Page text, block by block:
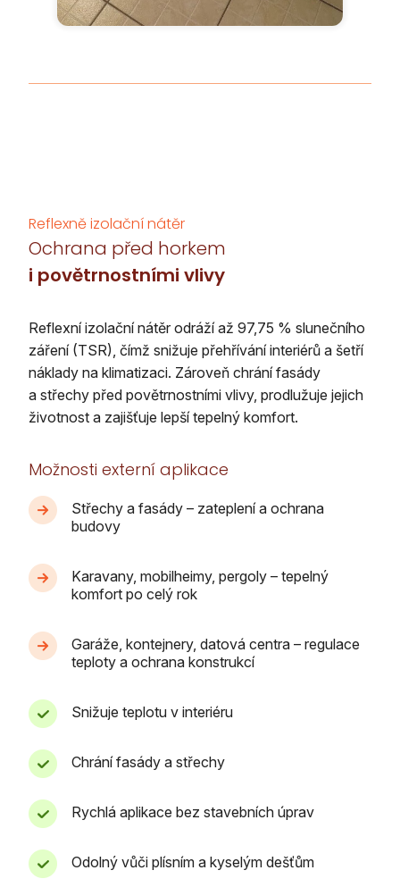
Reflexně izolační nátěr
Ochrana před horkem
i povětrnostními vlivy
Reflexní izolační nátěr odráží až 97,75 % slunečního
záření (TSR), čímž snižuje přehřívání interiérů a šetří
náklady na klimatizaci. Zároveň chrání fasády
a střechy před povětrnostními vlivy, prodlužuje jejich
životnost a zajišťuje lepší tepelný komfort.
Možnosti externí aplikace
Střechy a fasády – zateplení a ochrana
budovy
Karavany, mobilheimy, pergoly – tepelný
komfort po celý rok
Garáže, kontejnery, datová centra – regulace
teploty a ochrana konstrukcí
Snižuje teplotu v interiéru
Chrání fasády a střechy
Rychlá aplikace bez stavebních úprav
Odolný vůči plísním a kyselým dešťům